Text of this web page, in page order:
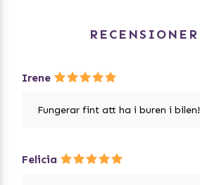
RECENSIONER
Irene
Fungerar fint att ha i buren i bilen!
Felicia